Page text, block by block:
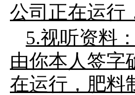
公司 正在运行
5.视听资料
由你本人签字
在运行， 肥料